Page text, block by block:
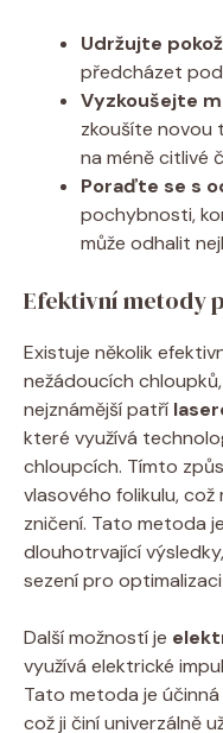
Udržujte
předcházet
Vyzkoušejte
zkoušíte novou
na méně citlivé
Poraďte se s
pochybnosti,
může odhalit
Efektivní metody
Existuje několik
nežádoucích
nejznámější patří
které využívá
chloupcích. Tímto
vlasového folikulu,
zničení. Tato metoda
dlouhotrvající
sezení pro
Další možností je
využívá elektrické
Tato metoda je
což ji činí univerzálně